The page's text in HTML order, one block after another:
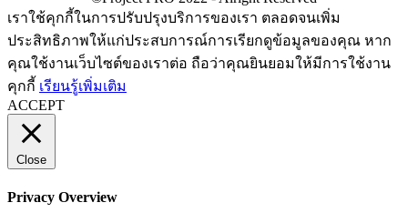
เราใช้คุกกี้ในการปรับปรุงบริการของเรา ตลอดจนเพิ่ม
ประสิทธิภาพให้แก่ประสบการณ์การเรียกดูข้อมูลของคุณ หาก
คุณใช้งานเว็บไซต์ของเราต่อ ถือว่าคุณยินยอมให้มีการใช้งาน
คุกกี้ เรียนรู้เพิ่มเติม
ACCEPT
Close
Privacy Overview